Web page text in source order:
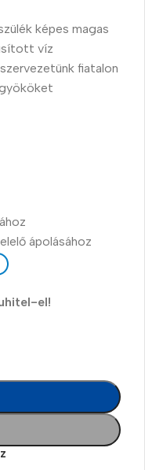
képes magas
víz
fiatalon
ápolásához
el!